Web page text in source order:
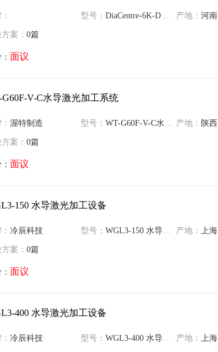
型号： DiaCentre-6K-D 碟形腔式MPCVD系统 产地： 河南
案： 0篇
面议
G60F-V-C水导激光加工系统
渥特制造 型号： WT-G60F-V-C水导激光加工系统系统 产地： 陕西
案： 0篇
面议
150 水导激光加工设备
冷辰科技 型号： WGL3-150 水导激光加工设备 产地： 上海
案： 0篇
面议
400 水导激光加工设备
冷辰科技 型号： WGL3-400 水导激光加工设备 产地： 上海